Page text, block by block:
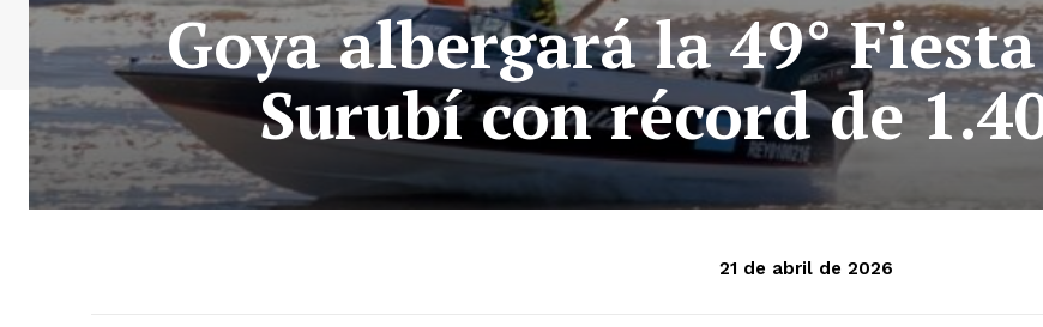
Goya albergará la 49°
Surubí con récord de
21 de abril de 2026